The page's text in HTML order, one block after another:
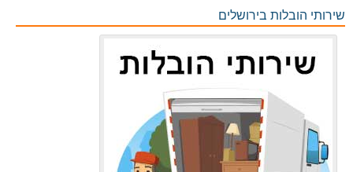
שירותי הובלות בירושלים